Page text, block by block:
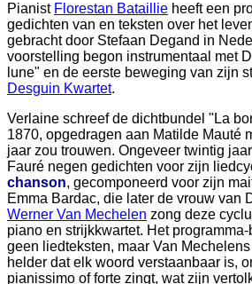
Pianist Florestan Bataillie heeft een
gedichten van en teksten over het
gebracht door Stefaan Degand in
voorstelling begon instrumentaal met
lune" en de eerste beweging van zijn
Desguin Kwartet.
Verlaine schreef de dichtbundel "La
1870, opgedragen aan Matilde Mauté
jaar zou trouwen. Ongeveer twintig
Fauré negen gedichten voor zijn
chanson, gecomponeerd voor zijn
Emma Bardac, die later de vrouw van
Werner Van Mechelen zong deze
piano en strijkkwartet. Het
geen liedteksten, maar Van
helder dat elk woord verstaanbaar is,
pianissimo of forte zingt, wat zijn